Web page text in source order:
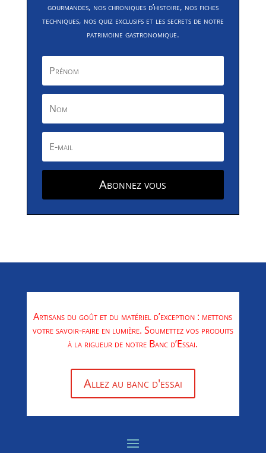
gourmandes, nos chroniques d’histoire, nos fiches
techniques, nos quiz exclusifs et les secrets de notre
patrimoine gastronomique.
Abonnez vous
Artisans du goût et du matériel d’exception : mettons
votre savoir-faire en lumière. Soumettez vos produits
à la rigueur de notre Banc d’Essai.
Allez au banc d'essai